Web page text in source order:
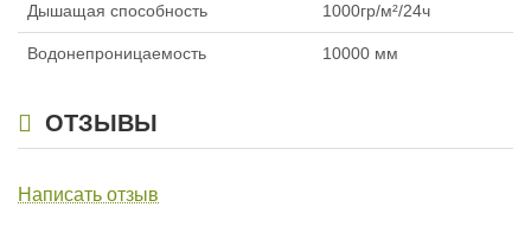
Дышащая способность 1000гр/м²/24ч
Водонепроницаемость 10000 мм
ОТЗЫВЫ
Написать отзыв